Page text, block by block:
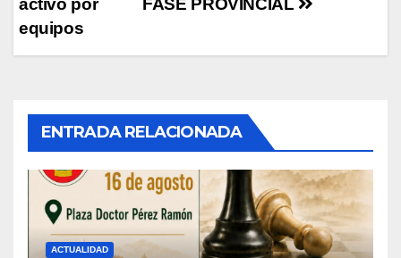
entradas FASE PROVINCIAL
activo por
equipos
ENTRADA RELACIONADA
ACTUALIDAD